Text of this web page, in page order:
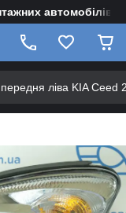
автомобілів
ліва KIA Ceed